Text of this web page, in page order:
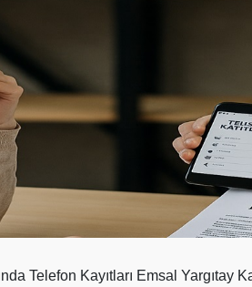
Telefon Kayıtları Emsal Yargıtay